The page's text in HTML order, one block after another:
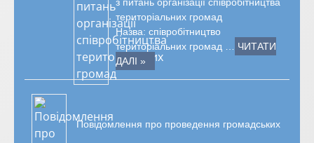
територіальних громад
Назва: співробітництво
територіальних громад …
ЧИТАТИ
ДАЛІ »
Повідомлення про проведення громадських